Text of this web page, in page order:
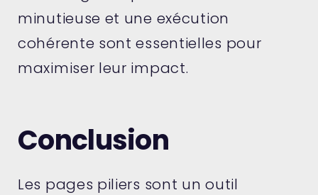
minutieuse et une exécution
cohérente sont essentielles pour
maximiser leur impact.
Conclusion
Les pages piliers sont un outil